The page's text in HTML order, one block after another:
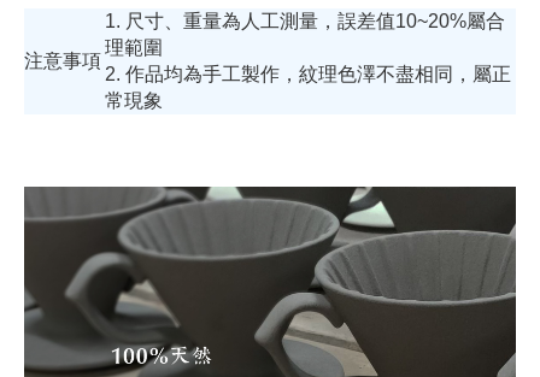
注意事項
1. 尺寸、重量為人工測量，誤差值10~20%屬合
理範圍
2. 作品均為手工製作，紋理色澤不盡相同，屬正
常現象